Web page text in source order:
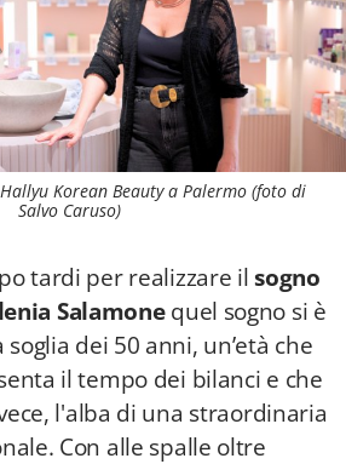
Korean Beauty a Palermo (foto di
Salvo Caruso)
tardi per realizzare ilsogno
Salamonequel sogno si è
dei 50 anni, un’età che
il tempo dei bilanci e che
l'alba di una straordinaria
Con alle spalle oltre